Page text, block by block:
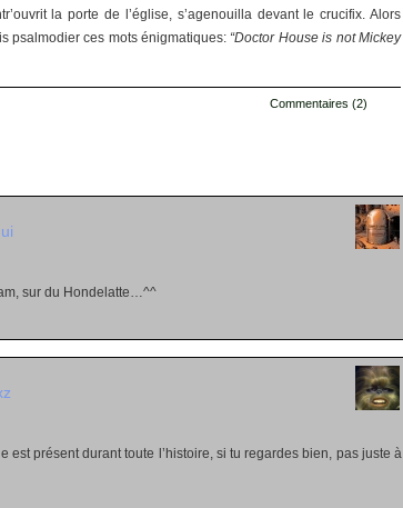
la porte de l’église, s’agenouilla devant le crucifix. Alors
psalmodier ces mots énigmatiques: “Doctor House is not Mickey
Commentaires (2)
sur du Hondelatte…^^
est présent durant toute l’histoire, si tu regardes bien, pas juste à